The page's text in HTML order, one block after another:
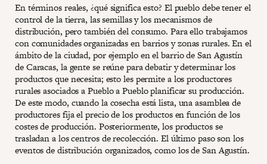
En términos reales, ¿qué significa esto? El pueblo debe tener el
control de la tierra, las semillas y los mecanismos de
distribución, pero también del consumo. Para ello trabajamos
con comunidades organizadas en barrios y zonas rurales. En el
ámbito de la ciudad, por ejemplo en el barrio de San Agustín
de Caracas, la gente se reúne para debatir y determinar los
productos que necesita; esto les permite a los productores
rurales asociados a Pueblo a Pueblo planificar su producción.
De este modo, cuando la cosecha está lista, una asamblea de
productores fija el precio de los productos en función de los
costes de producción. Posteriormente, los productos se
trasladan a los centros de recolección. El último paso son los
eventos de distribución organizados, como los de San Agustín.